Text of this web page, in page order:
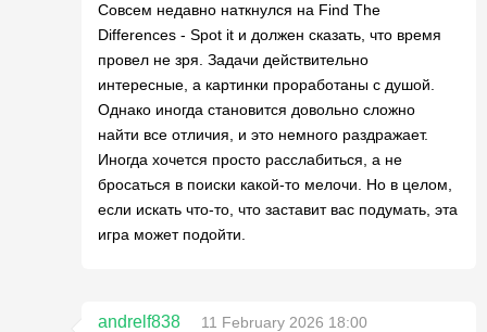
Совсем недавно наткнулся на Find The
Differences - Spot it и должен сказать, что время
провел не зря. Задачи действительно
интересные, а картинки проработаны с душой.
Однако иногда становится довольно сложно
найти все отличия, и это немного раздражает.
Иногда хочется просто расслабиться, а не
бросаться в поиски какой-то мелочи. Но в целом,
если искать что-то, что заставит вас подумать, эта
игра может подойти.
andrelf838
11 February 2026 18:00